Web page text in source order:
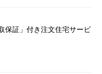
保証」付き注文住宅サービ